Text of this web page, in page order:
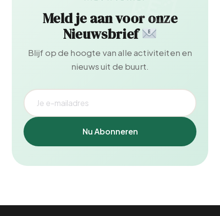
Meld je aan voor onze
Nieuwsbrief
Blijf op de hoogte van alle activiteiten en
nieuws uit de buurt.
Nu Abonneren